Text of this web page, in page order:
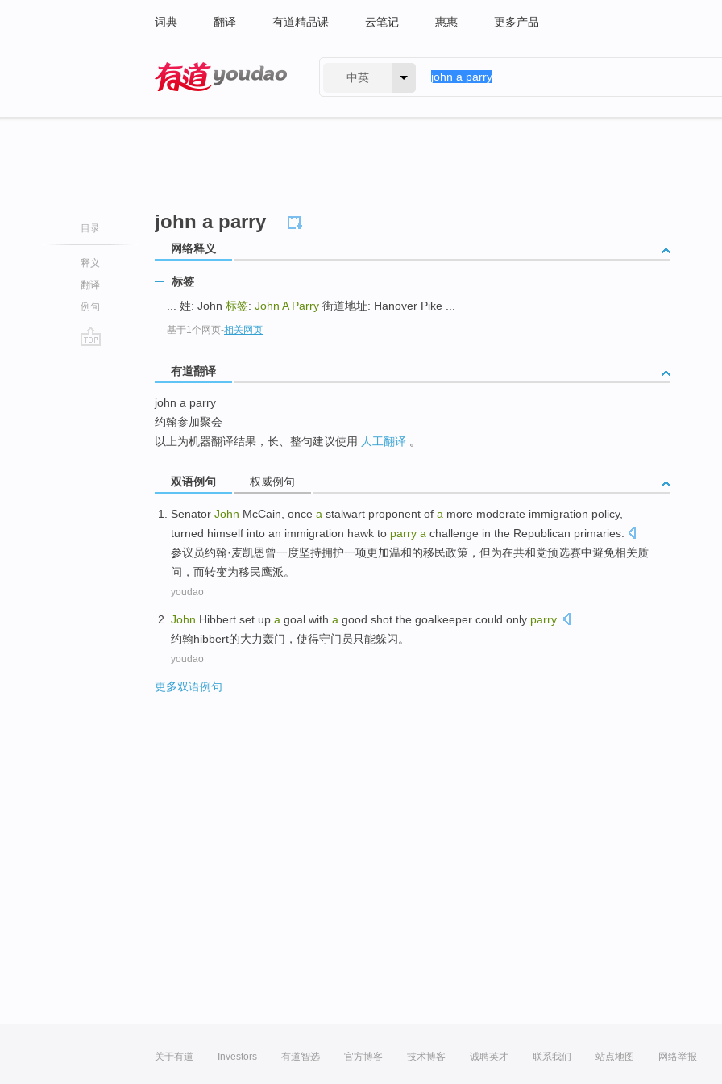
词典 翻译 有道精品课 云笔记 惠惠 更多产品
中英
目录
释义
翻译
例句
john a parry
网络释义
标签
... 姓: John 标签: John A Parry 街道地址: Hanover Pike ...
基于1个网页-相关网页
有道翻译
john a parry
约翰参加聚会
以上为机器翻译结果，长、整句建议使用 人工翻译 。
双语例句 权威例句
Senator John McCain once a stalwart proponent of a more moderate immigration policy,
turned himself into an immigration hawk to parry a challenge in the Republican primaries
参议员约翰·麦凯恩曾一度坚持拥护一项更加温和的移民政策 ，但为在共和党预选赛中避免相关质
问，而转变为移民鹰派。
youdao
John Hibbert set up a goal with a good shot the goalkeeper could only parry.
约翰hibbert的大力轰门，使得守门员只能躲闪。
youdao
更多双语例句
关于有道 Investors 有道智选 官方博客 技术博客 诚聘英才 联系我们 站点地图 网络举报